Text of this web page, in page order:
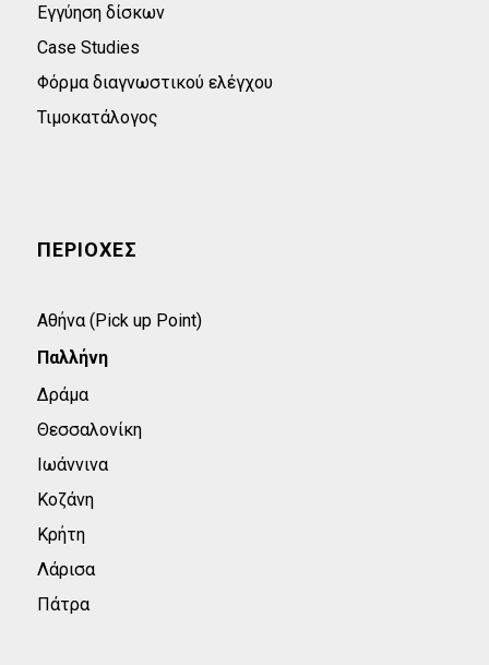
Εγγύηση δίσκων
Case Studies
Φόρμα διαγνωστικού ελέγχου
Τιμοκατάλογος
ΠΕΡΙΟΧΕΣ
Αθήνα (Pick up Point)
Παλλήνη
Δράμα
Θεσσαλονίκη
Ιωάννινα
Κοζάνη
Κρήτη
Λάρισα
Πάτρα